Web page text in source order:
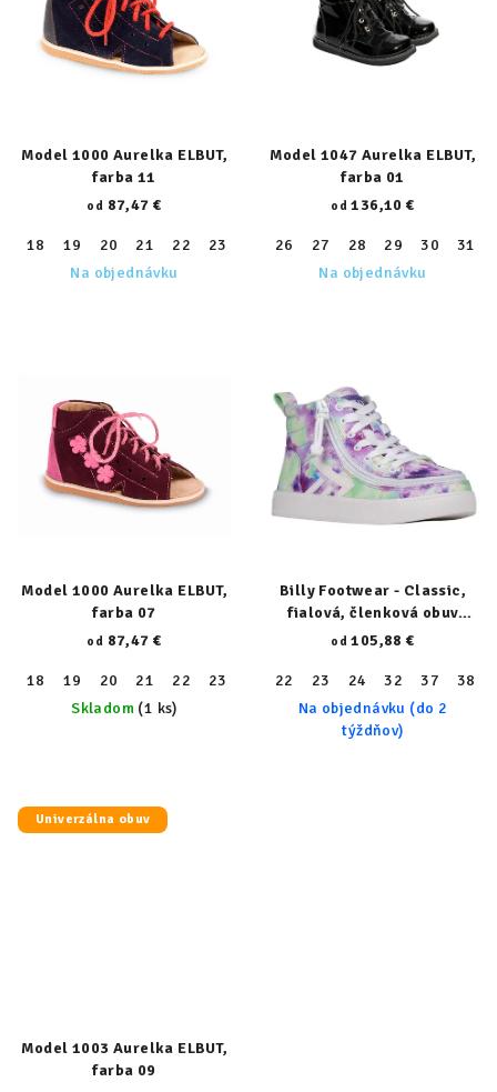
Model 1000 Aurelka ELBUT,
farba 11
od 87,47 €
18 19 20 21 22 23 25 26 27 28 29
30
Na objednávku
Model 1047 Aurelka ELBUT,
farba 01
od 136,10 €
26 27 28 29 30 31
Na objednávku
Model 1000 Aurelka ELBUT,
farba 07
od 87,47 €
18 19 20 21 22 23 25 26 27 28 29
30
Skladom (1 ks)
Billy Footwear - Classic,
fialová, členková obuv
24170-530
od 105,88 €
22 23 24 32 37
38
Na objednávku (do 2
týždňov)
Univerzálna obuv
Model 1003 Aurelka ELBUT,
farba 09